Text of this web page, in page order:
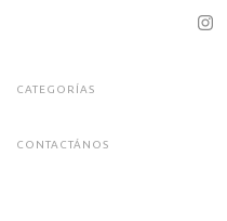
CATEGORÍAS
CONTACTÁNOS